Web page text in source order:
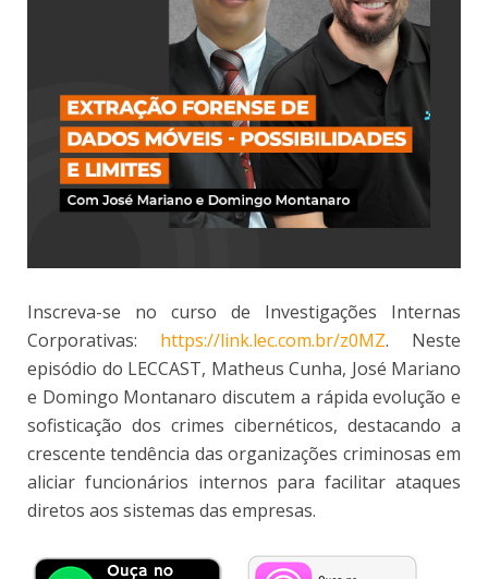
Inscreva-se no curso de Investigações Internas
Corporativas: https://link.lec.com.br/z0MZ. Neste
episódio do LECCAST, Matheus Cunha, José Mariano
e Domingo Montanaro discutem a rápida evolução e
sofisticação dos crimes cibernéticos, destacando a
crescente tendência das organizações criminosas em
aliciar funcionários internos para facilitar ataques
diretos aos sistemas das empresas.